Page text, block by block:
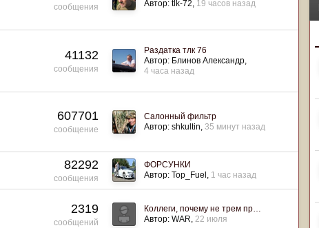
сообщения
Автор: tlk-72 19 часов назад
41132
сообщения
Раздатка тлк 76
Автор: Блинов Александр
4 часа назад
607701
сообщение
Салонный фильтр
Автор: shkultin 35 минут назад
82292
сообщения
ФОРСУНКИ
Автор: Top_Fuel 1 час назад
2319
сообщений
Коллеги, почему не трем пр…
Автор: WAR 22 июля